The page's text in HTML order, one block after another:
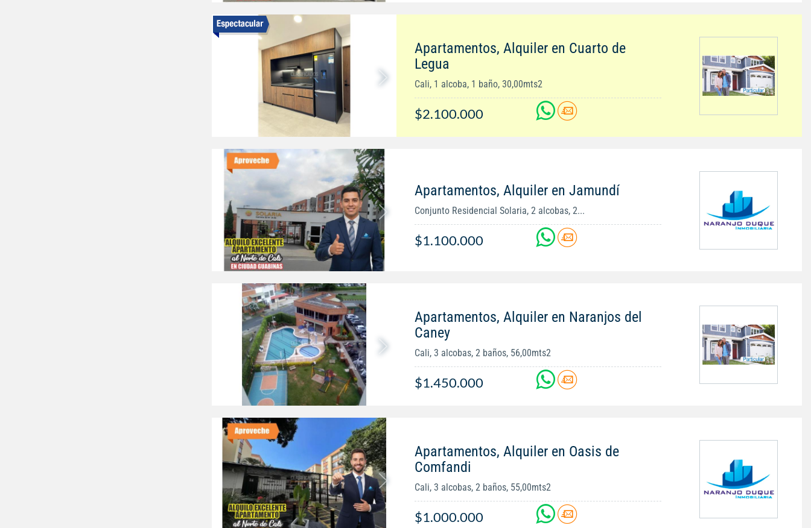
Apartamentos, Alquiler en Cuarto de
Legua
Cali, 1 alcoba, 1 baño, 30,00mts2
$2.100.000
Apartamentos, Alquiler en Jamundí
Conjunto Residencial Solaria, 2 alcobas, 2...
$1.100.000
Apartamentos, Alquiler en Naranjos del
Caney
Cali, 3 alcobas, 2 baños, 56,00mts2
$1.450.000
Apartamentos, Alquiler en Oasis de
Comfandi
Cali, 3 alcobas, 2 baños, 55,00mts2
$1.000.000